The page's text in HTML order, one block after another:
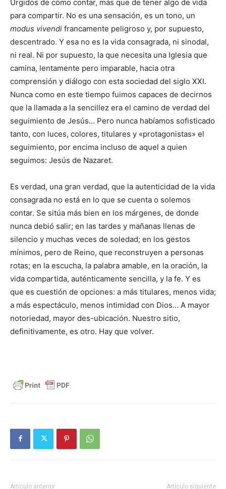
Urgidos de cómo contar, más que de tener algo de vida
para compartir. No es una sensación, es un tono, un
modus vivendi francamente peligroso y, por supuesto,
descentrado. Y esa no es la vida consagrada, ni sinodal,
ni real. Ni por supuesto, la que necesita una Iglesia que
camina, lentamente pero imparable, hacia otra
comprensión y diálogo con esta sociedad del siglo XXI.
Nunca como en este tiempo fuimos capaces de decirnos
que la llamada a la sencillez era el camino de verdad del
seguimiento de Jesús… Pero nunca habíamos sofisticado
tanto, con luces, colores, titulares y «protagonistas» el
seguimiento, por encima incluso de aquel a quien
seguimos: Jesús de Nazaret.
Es verdad, una gran verdad, que la autenticidad de la vida
consagrada no está en lo que se cuenta o solemos
contar. Se sitúa más bien en los márgenes, de donde
nunca debió salir; en las tardes y mañanas llenas de
silencio y muchas veces de soledad; en los gestos
mínimos, pero de Reino, que reconstruyen a personas
rotas; en la escucha, la palabra amable, en la oración, la
vida compartida, auténticamente sencilla, y la fe. Y es
que es cuestión de opciones: a más titulares, menos vida;
a más espectáculo, menos intimidad con Dios… A mayor
notoriedad, mayor des-ubicación. Nuestro sitio,
definitivamente, es otro. Hay que volver.
Artículo anterior Artículo siguiente